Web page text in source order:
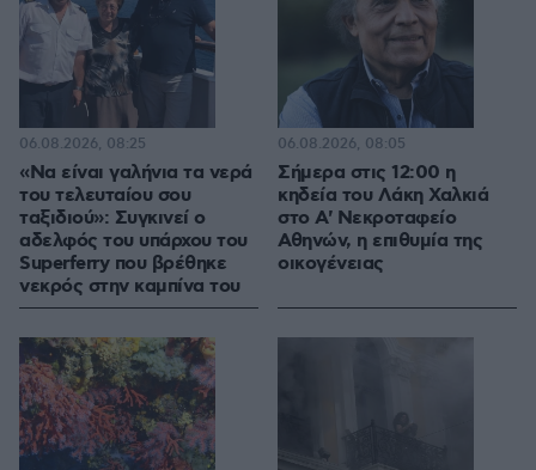
«Να είναι γαλήνια τα νερά
του τελευταίου σου
ταξιδιού»: Συγκινεί ο
αδελφός του υπάρχου του
Superferry που βρέθηκε
νεκρός στην καμπίνα του
06.08.2026, 08:25
Σήμερα στις 12:00 η
κηδεία του Λάκη Χαλκιά
στο Α' Νεκροταφείο
Αθηνών, η επιθυμία της
οικογένειας
06.08.2026, 08:05